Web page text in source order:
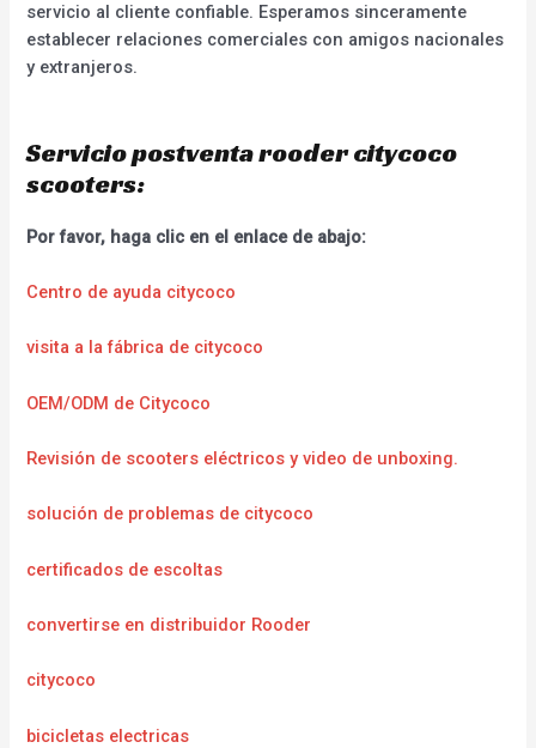
servicio al cliente confiable. Esperamos sinceramente
establecer relaciones comerciales con amigos nacionales
y extranjeros.
Servicio postventa rooder citycoco
scooters:
Por favor, haga clic en el enlace de abajo:
Centro de ayuda citycoco
visita a la fábrica de citycoco
OEM/ODM de Citycoco
Revisión de scooters eléctricos y video de unboxing.
solución de problemas de citycoco
certificados de escoltas
convertirse en distribuidor Rooder
citycoco
bicicletas electricas